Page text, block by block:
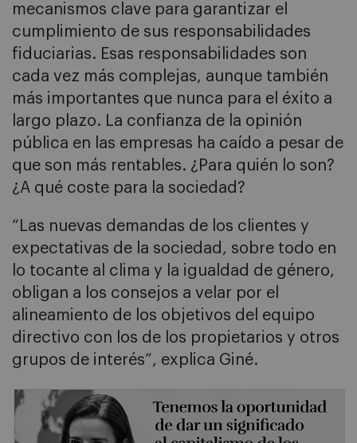
mecanismos clave para garantizar el
cumplimiento de sus responsabilidades
fiduciarias. Esas responsabilidades son
cada vez más complejas, aunque también
más importantes que nunca para el éxito a
largo plazo. La confianza de la opinión
pública en las empresas ha caído a pesar de
que son más rentables. ¿Para quién lo son?
¿A qué coste para la sociedad?
“Las nuevas demandas de los clientes y
expectativas de la sociedad, sobre todo en
lo tocante al clima y la igualdad de género,
obligan a los consejos a velar por el
alineamiento de los objetivos del equipo
directivo con los de los propietarios y otros
grupos de interés”, explica Giné.